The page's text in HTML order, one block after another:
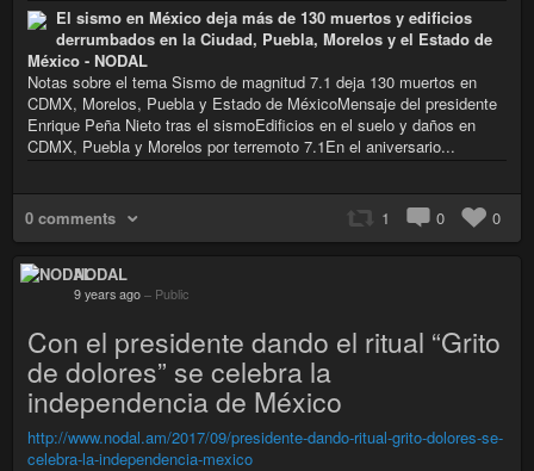
El sismo en México deja más de 130 muertos y edificios
derrumbados en la Ciudad, Puebla, Morelos y el Estado de
México - NODAL
Notas sobre el tema Sismo de magnitud 7.1 deja 130 muertos en
CDMX, Morelos, Puebla y Estado de MéxicoMensaje del presidente
Enrique Peña Nieto tras el sismoEdificios en el suelo y daños en
CDMX, Puebla y Morelos por terremoto 7.1En el aniversario...
0 comments 1 0 0
NODAL
9 years ago – Public
Con el presidente dando el ritual “Grito
de dolores” se celebra la
independencia de México
http://www.nodal.am/2017/09/presidente-dando-ritual-grito-dolores-se-
celebra-la-independencia-mexico